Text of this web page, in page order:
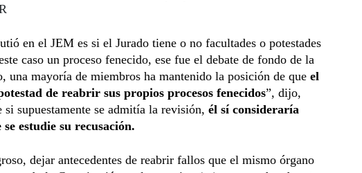
en el JEM es si el Jurado tiene o no facultades o potestades
caso un proceso fenecido, ese fue el debate de fondo de la
una mayoría de miembros ha mantenido la posición de que el
de reabrir sus propios procesos fenecidos”, dijo,
si supuestamente se admitía la revisión, él sí consideraría
estudie su recusación.
dejar antecedentes de reabrir fallos que el mismo órgano